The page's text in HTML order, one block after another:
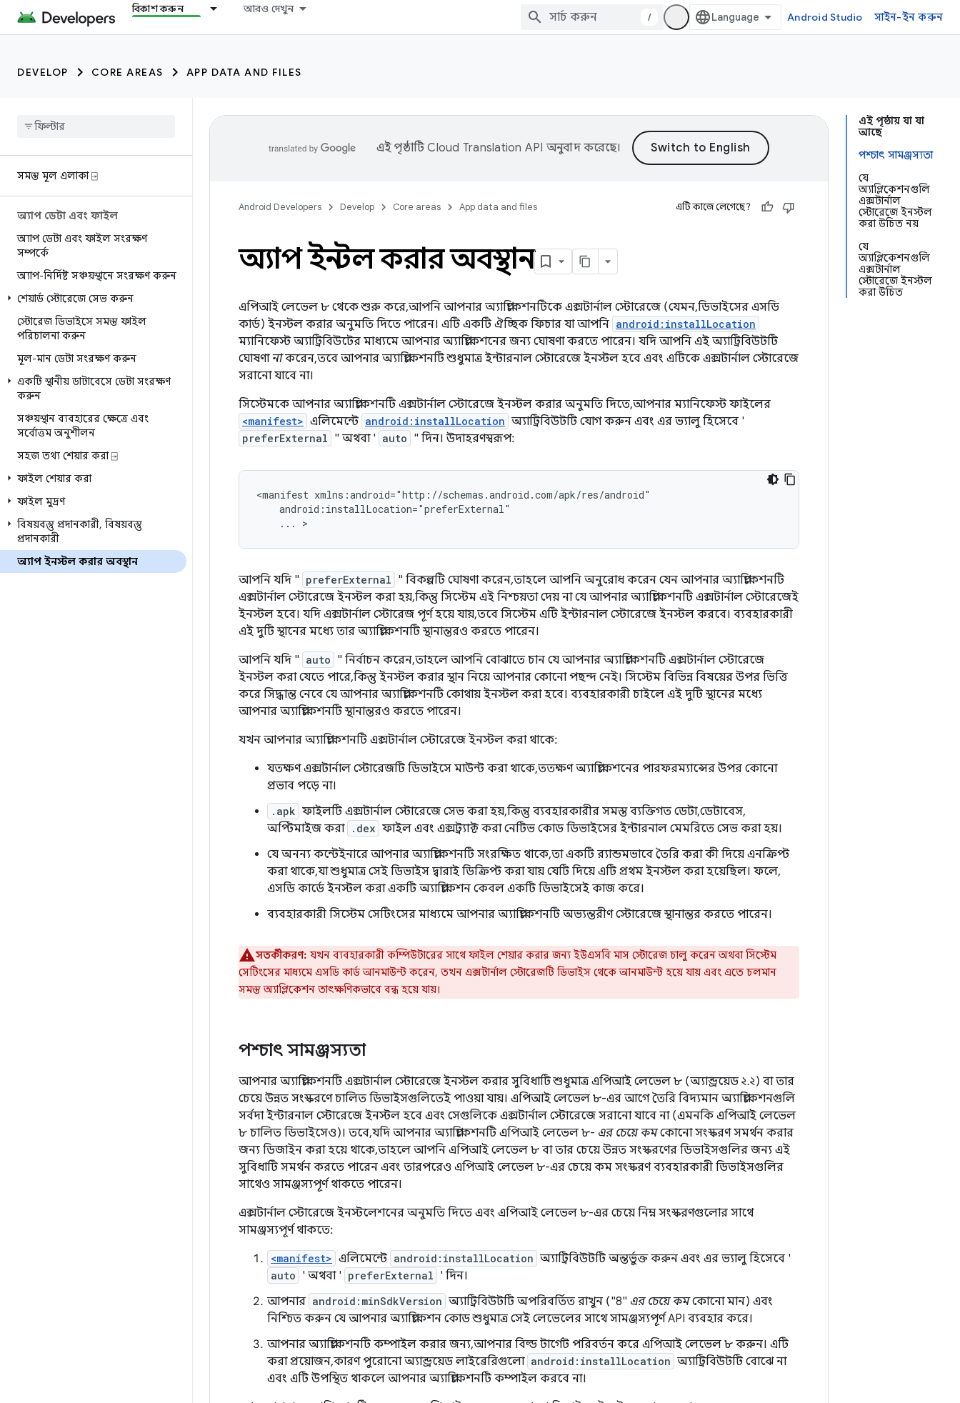
বিকাশ করুন আরও দেখুন
/ Android Studio সাইন-ইন করুন
DEVELOP CORE AREAS APP DATA AND FILES
সমস্ত মূল এলাকা ⍈
অ্যাপ ডেটা এবং ফাইল
অ্যাপ ডেটা এবং ফাইল সংরক্ষণ
সম্পর্কে
অ্যাপ-নির্দিষ্ট সঞ্চয়স্থানে সংরক্ষণ করুন
শেয়ার্ড স্টোরেজে সেভ করুন
স্টোরেজ ডিভাইসে সমস্ত ফাইল
পরিচালনা করুন
মূল-মান ডেটা সংরক্ষণ করুন
একটি স্থানীয় ডাটাবেসে ডেটা সংরক্ষণ
করুন
সঞ্চয়স্থান ব্যবহারের ক্ষেত্রে এবং
সর্বোত্তম অনুশীলন
সহজ তথ্য শেয়ার করা ⍈
ফাইল শেয়ার করা
ফাইল মুদ্রণ
বিষয়বস্তু প্রদানকারী, বিষয়বস্তু
প্রদানকারী
অ্যাপ ইনস্টল করার অবস্থান
এই পৃষ্ঠায় যা যা
আছে
পশ্চাৎ সামঞ্জস্যতা
যে
অ্যাপ্লিকেশনগুলি
এক্সটার্নাল
স্টোরেজে ইনস্টল
করা উচিত নয়
যে
অ্যাপ্লিকেশনগুলি
এক্সটার্নাল
স্টোরেজে ইনস্টল
করা উচিত
এই পৃষ্ঠাটিCloud Translation API অনুবাদ করেছে।
Android Developers Develop Core areas App data and files এটি কাজে লেগেছে?
অ্যাপ ইনস্টল করার অবস্থান
এপিআই লেভেল ৮ থেকে শুরু করে, আপনি আপনার অ্যাপ্লিকেশনটিকে এক্সটার্নাল স্টোরেজে (যেমন, ডিভাইসের এসডি
কার্ড) ইনস্টল করার অনুমতি দিতে পারেন। এটি একটি ঐচ্ছিক ফিচার যা আপনি android:installLocation
ম্যানিফেস্ট অ্যাট্রিবিউটের মাধ্যমে আপনার অ্যাপ্লিকেশনের জন্য ঘোষণা করতে পারেন। যদি আপনি এই অ্যাট্রিবিউটটি
ঘোষণানাকরেন, তবে আপনার অ্যাপ্লিকেশনটি শুধুমাত্র ইন্টারনাল স্টোরেজে ইনস্টল হবে এবং এটিকে এক্সটার্নাল স্টোরেজে
সরানো যাবে না।
সিস্টেমকে আপনার অ্যাপ্লিকেশনটি এক্সটার্নাল স্টোরেজে ইনস্টল করার অনুমতি দিতে, আপনার ম্যানিফেস্ট ফাইলের
<manifest> এলিমেন্টে android:installLocation অ্যাট্রিবিউটটি যোগ করুন এবং এর ভ্যালু হিসেবে '
preferExternal " অথবা ' auto " দিন। উদাহরণস্বরূপ:
<manifest
...
>
আপনি যদি " preferExternal " বিকল্পটি ঘোষণা করেন, তাহলে আপনি অনুরোধ করেন যেন আপনার অ্যাপ্লিকেশনটি
এক্সটার্নাল স্টোরেজে ইনস্টল করা হয়, কিন্তু সিস্টেম এই নিশ্চয়তা দেয় না যে আপনার অ্যাপ্লিকেশনটি এক্সটার্নাল স্টোরেজেই
ইনস্টল হবে। যদি এক্সটার্নাল স্টোরেজ পূর্ণ হয়ে যায়, তবে সিস্টেম এটি ইন্টারনাল স্টোরেজে ইনস্টল করবে। ব্যবহারকারী
এই দুটি স্থানের মধ্যে তার অ্যাপ্লিকেশনটি স্থানান্তরও করতে পারেন।
আপনি যদি " auto " নির্বাচন করেন, তাহলে আপনি বোঝাতে চান যে আপনার অ্যাপ্লিকেশনটি এক্সটার্নাল স্টোরেজে
ইনস্টল করা যেতে পারে, কিন্তু ইনস্টল করার স্থান নিয়ে আপনার কোনো পছন্দ নেই। সিস্টেম বিভিন্ন বিষয়ের উপর ভিত্তি
করে সিদ্ধান্ত নেবে যে আপনার অ্যাপ্লিকেশনটি কোথায় ইনস্টল করা হবে। ব্যবহারকারী চাইলে এই দুটি স্থানের মধ্যে
আপনার অ্যাপ্লিকেশনটি স্থানান্তরও করতে পারেন।
যখন আপনার অ্যাপ্লিকেশনটি এক্সটার্নাল স্টোরেজে ইনস্টল করা থাকে:
যতক্ষণ এক্সটার্নাল স্টোরেজটি ডিভাইসে মাউন্ট করা থাকে, ততক্ষণ অ্যাপ্লিকেশনের পারফরম্যান্সের উপর কোনো
প্রভাব পড়ে না।
.apk ফাইলটি এক্সটার্নাল স্টোরেজে সেভ করা হয়, কিন্তু ব্যবহারকারীর সমস্ত ব্যক্তিগত ডেটা, ডেটাবেস,
অপ্টিমাইজ করা .dex ফাইল এবং এক্সট্র্যাক্ট করা নেটিভ কোড ডিভাইসের ইন্টারনাল মেমরিতে সেভ করা হয়।
যে অনন্য কন্টেইনারে আপনার অ্যাপ্লিকেশনটি সংরক্ষিত থাকে, তা একটি র‍্যান্ডমভাবে তৈরি করা কী দিয়ে এনক্রিপ্ট
করা থাকে, যা শুধুমাত্র সেই ডিভাইস দ্বারাই ডিক্রিপ্ট করা যায় যেটি দিয়ে এটি প্রথম ইনস্টল করা হয়েছিল। ফলে,
এসডি কার্ডে ইনস্টল করা একটি অ্যাপ্লিকেশন কেবল একটি ডিভাইসেই কাজ করে।
ব্যবহারকারী সিস্টেম সেটিংসের মাধ্যমে আপনার অ্যাপ্লিকেশনটি অভ্যন্তরীণ স্টোরেজে স্থানান্তর করতে পারেন।
সতর্কীকরণ: যখন ব্যবহারকারী কম্পিউটারের সাথে ফাইল শেয়ার করার জন্য ইউএসবি মাস স্টোরেজ চালু করেন অথবা সিস্টেম
সেটিংসের মাধ্যমে এসডি কার্ড আনমাউন্ট করেন, তখন এক্সটার্নাল স্টোরেজটি ডিভাইস থেকে আনমাউন্ট হয়ে যায় এবং এতে চলমান
সমস্ত অ্যাপ্লিকেশন তাৎক্ষণিকভাবে বন্ধ হয়ে যায়।
পশ্চাৎ সামঞ্জস্যতা
আপনার অ্যাপ্লিকেশনটি এক্সটার্নাল স্টোরেজে ইনস্টল করার সুবিধাটি শুধুমাত্র এপিআই লেভেল ৮ (অ্যান্ড্রয়েড ২.২) বা তার
চেয়ে উন্নত সংস্করণে চালিত ডিভাইসগুলিতেই পাওয়া যায়। এপিআই লেভেল ৮-এর আগে তৈরি বিদ্যমান অ্যাপ্লিকেশনগুলি
সর্বদা ইন্টারনাল স্টোরেজে ইনস্টল হবে এবং সেগুলিকে এক্সটার্নাল স্টোরেজে সরানো যাবে না (এমনকি এপিআই লেভেল
৮ চালিত ডিভাইসেও)। তবে, যদি আপনার অ্যাপ্লিকেশনটি এপিআই লেভেল ৮- এর চেয়ে কমকোনো সংস্করণ সমর্থন করার
জন্য ডিজাইন করা হয়ে থাকে, তাহলে আপনি এপিআই লেভেল ৮ বা তার চেয়ে উন্নত সংস্করণের ডিভাইসগুলির জন্য এই
সুবিধাটি সমর্থন করতে পারেন এবং তারপরেও এপিআই লেভেল ৮-এর চেয়ে কম সংস্করণ ব্যবহারকারী ডিভাইসগুলির
সাথেও সামঞ্জস্যপূর্ণ থাকতে পারেন।
এক্সটার্নাল স্টোরেজে ইনস্টলেশনের অনুমতি দিতে এবং এপিআই লেভেল ৮-এর চেয়ে নিম্ন সংস্করণগুলোর সাথে
সামঞ্জস্যপূর্ণ থাকতে:
<manifest> এলিমেন্টে android:installLocation অ্যাট্রিবিউটটি অন্তর্ভুক্ত করুন এবং এর ভ্যালু হিসেবে '
auto ' অথবা ' preferExternal ' দিন।
আপনার android:minSdkVersion অ্যাট্রিবিউটটি অপরিবর্তিত রাখুন ("8" এর চেয়ে কমকোনো মান) এবং
নিশ্চিত করুন যে আপনার অ্যাপ্লিকেশন কোড শুধুমাত্র সেই লেভেলের সাথে সামঞ্জস্যপূর্ণ API ব্যবহার করে।
আপনার অ্যাপ্লিকেশনটি কম্পাইল করার জন্য, আপনার বিল্ড টার্গেট পরিবর্তন করে এপিআই লেভেল ৮ করুন। এটি
করা প্রয়োজন, কারণ পুরোনো অ্যান্ড্রয়েড লাইব্রেরিগুলো android:installLocation অ্যাট্রিবিউটটি বোঝে না
এবং এটি উপস্থিত থাকলে আপনার অ্যাপ্লিকেশনটি কম্পাইল করবে না।